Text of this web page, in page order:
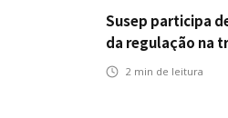
Susep participa
da regulação na
2 min de leitura